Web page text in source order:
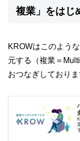
複業」をはじ
KROWはこのよう
元する（複業＝
おつなぎしておりま